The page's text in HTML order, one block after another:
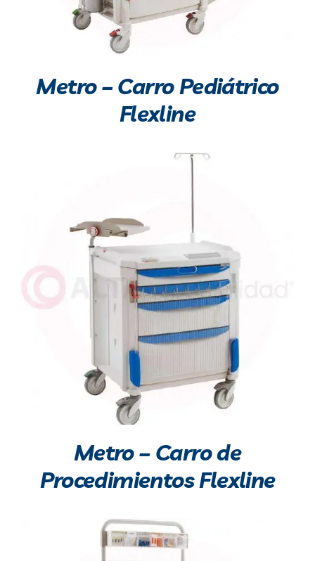
Metro – Carro Pediátrico
Flexline
Metro – Carro de
Procedimientos Flexline